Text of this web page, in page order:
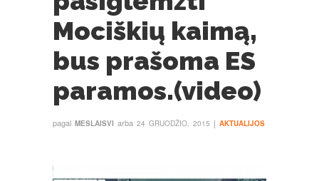
Mociškių kaimą,
bus prašoma ES
paramos.(video)
pagal MESLAISVI arba 24 GRUODŽIO, 2015 į AKTUALIJOS